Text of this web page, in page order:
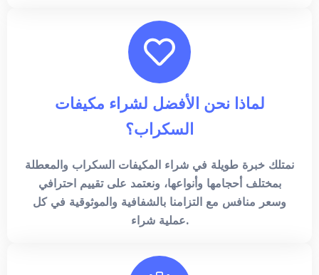
لماذا نحن الأفضل لشراء مكيفات
السكراب؟
نمتلك خبرة طويلة في شراء المكيفات السكراب والمعطلة
بمختلف أحجامها وأنواعها، ونعتمد على تقييم احترافي
وسعر منافس مع التزامنا بالشفافية والموثوقية في كل
عملية شراء.